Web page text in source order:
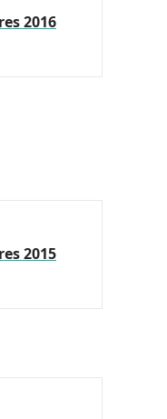
2016
2015